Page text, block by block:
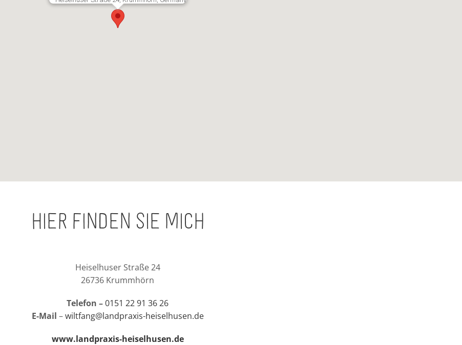
Hier finden Sie mich
Heiselhuser Straße 24
26736 Krummhörn
Telefon – 0151 22 91 36 26
E-Mail –wiltfang@landpraxis-heiselhusen.de
www.landpraxis-heiselhusen.de